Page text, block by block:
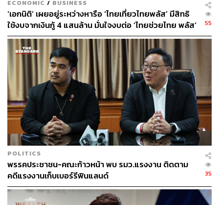
ECONOMIC / BUSINESS
‘เอกนิติ’ เผยอยู่ระหว่างหารือ ‘ไทยเที่ยวไทยพลัส’ มีสิทธิ
ใช้งบจากเงินกู้ 4 แสนล้าน มั่นใจงบต่อ ‘ไทยช่วยไทย พลัส’
เฟส 2 มีเพียงพอ
55
POLITICS
พรรคประชาชน-คณะก้าวหน้า พบ รมว.แรงงาน ติดตาม
คดีแรงงานเก็บเบอร์รีฟินแลนด์
35